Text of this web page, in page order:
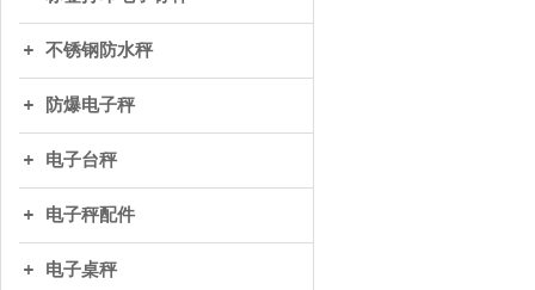
不锈钢防水秤
防爆电子秤
电子台秤
电子秤配件
电子桌秤